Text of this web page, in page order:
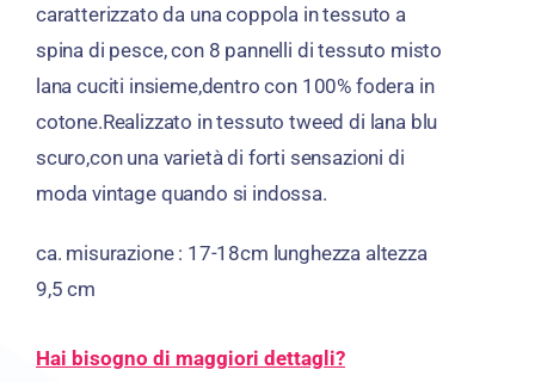
caratterizzato da una coppola in tessuto a
spina di pesce, con 8 pannelli di tessuto misto
lana cuciti insieme,dentro con 100% fodera in
cotone.Realizzato in tessuto tweed di lana blu
scuro,con una varietà di forti sensazioni di
moda vintage quando si indossa.
ca. misurazione : 17-18cm lunghezza altezza
9,5 cm
Hai bisogno di maggiori dettagli?